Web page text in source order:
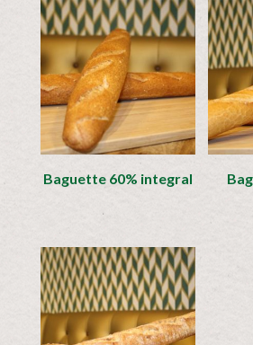
Baguette 60% integral